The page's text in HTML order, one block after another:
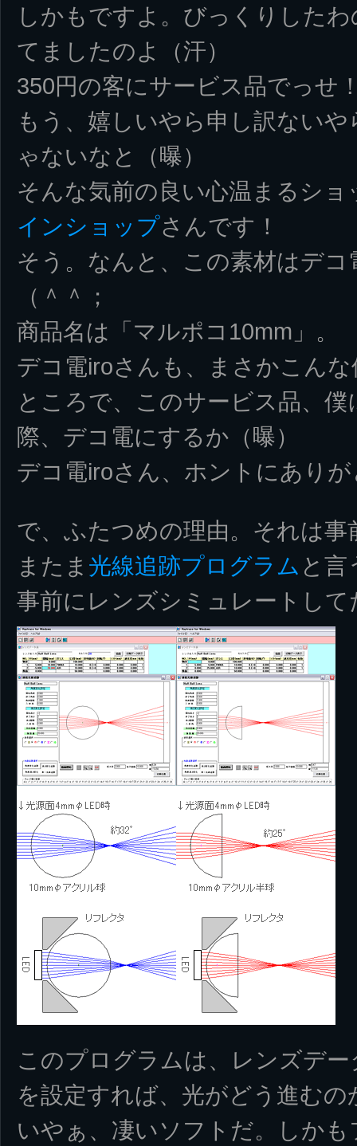
しかもですよ。びっくりした
てましたのよ（汗）
350円の客にサービス品でっせ
もう、嬉しいやら申し訳ない
ゃないなと（曝）
そんな気前の良い心温まるショ
インショップさんです！
そう。なんと、この素材はデ
（＾＾；
商品名は「マルポコ10mm」。
デコ電iroさんも、まさかこん
ところで、このサービス品、
際、デコ電にするか（曝）
デコ電iroさん、ホントにあり
で、ふたつめの理由。それは
またま 光線追跡プログラム と言
事前にレンズシミュレートして
このプログラムは、レンズデ
を設定すれば、光がどう進む
いやぁ、凄いソフトだ。しか